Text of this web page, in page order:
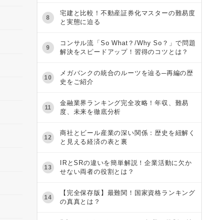
8
宅建と比較！不動産証券化マスターの難易度
と実態に迫る
9
コンサル流「So What？/Why So？」で問題
解決をスピードアップ！習得のコツとは？
10
メガバンクの統合のルーツを辿る─再編の歴
史をご紹介
11
金融業界ランキング完全攻略！年収、難易
度、未来を徹底分析
12
商社とビール産業の深い関係：歴史を紐解く
と見える経済の表と裏
13
IRとSRの違いを簡単解説！企業活動に欠か
せない両者の役割とは？
14
【完全保存版】最難関！国家資格ランキング
の真真とは？